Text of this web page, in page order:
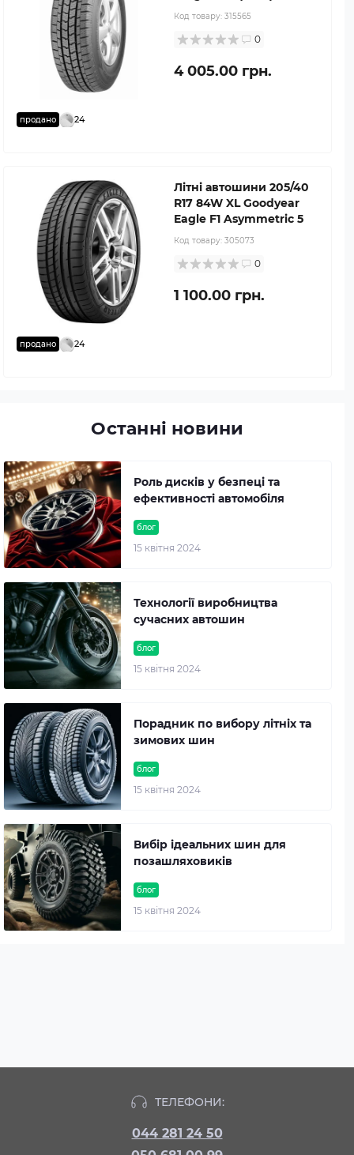
продано 24
Код товару: 315565
0
4 005.00 грн.
продано 24
Літні автошини 205/40
R17 84W XL Goodyear
Eagle F1 Asymmetric 5
Код товару: 305073
0
1 100.00 грн.
Останні новини
блог
15 квітня 2024
Роль дисків у безпеці та
ефективності автомобіля
блог
15 квітня 2024
Технології виробництва
сучасних автошин
блог
15 квітня 2024
Порадник по вибору літніх та
зимових шин
блог
15 квітня 2024
Вибір ідеальних шин для
позашляховиків
ТЕЛЕФОНИ:
044 281 24 50